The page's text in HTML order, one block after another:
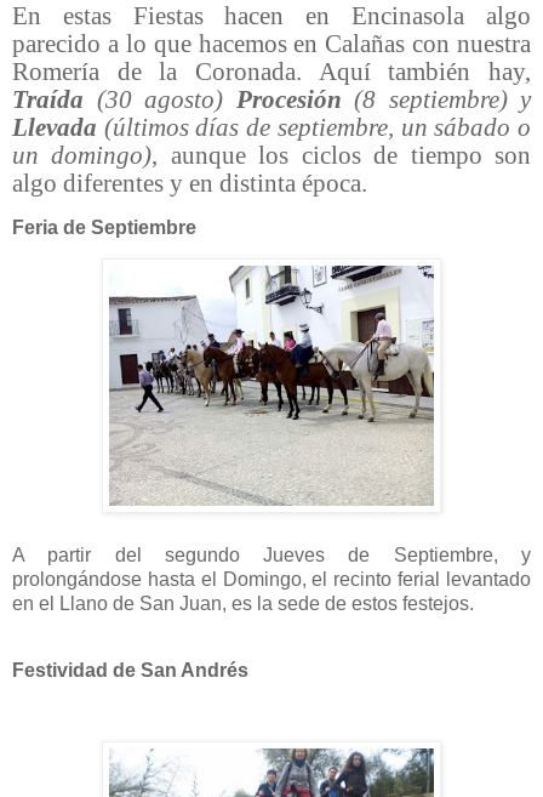
En estas Fiestas hacen en Encinasola algo
parecido a lo que hacemos en Calañas con nuestra
Romería de la Coronada. Aquí también hay,
Traída (30 agosto) Procesión (8 septiembre) y
Llevada (últimos días de septiembre, un sábado o
un domingo), aunque los ciclos de tiempo son
algo diferentes y en distinta época.
Feria de Septiembre
A partir del segundo Jueves de Septiembre, y
prolongándose hasta el Domingo, el recinto ferial levantado
en el Llano de San Juan, es la sede de estos festejos.
Festividad de San Andrés